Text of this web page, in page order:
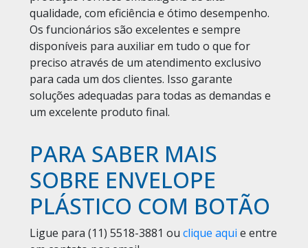
qualidade, com eficiência e ótimo desempenho.
Os funcionários são excelentes e sempre
disponíveis para auxiliar em tudo o que for
preciso através de um atendimento exclusivo
para cada um dos clientes. Isso garante
soluções adequadas para todas as demandas e
um excelente produto final.
PARA SABER MAIS
SOBRE ENVELOPE
PLÁSTICO COM BOTÃO
Ligue para (11) 5518-3881 ou clique aqui e entre